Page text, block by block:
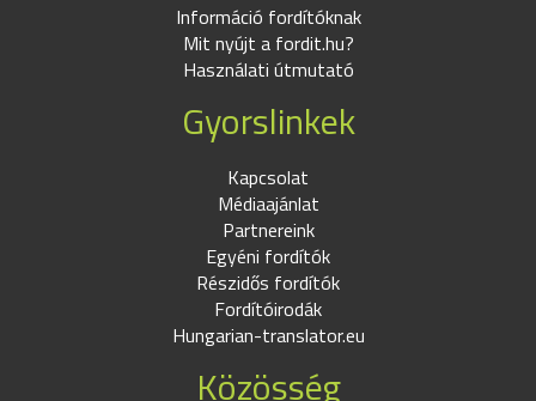
Információ fordítóknak
Mit nyújt a fordit.hu?
Használati útmutató
Gyorslinkek
Kapcsolat
Médiaajánlat
Partnereink
Egyéni fordítók
Részidős fordítók
Fordítóirodák
Hungarian-translator.eu
Közösség